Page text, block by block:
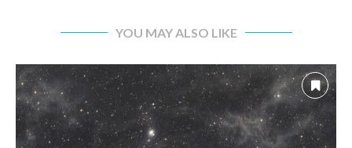
YOU MAY ALSO LIKE